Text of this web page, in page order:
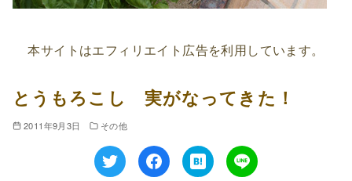
本サイトはエフィリエイト広告を利用しています。
とうもろこし 実がなってきた！
2011年9月3日 その他